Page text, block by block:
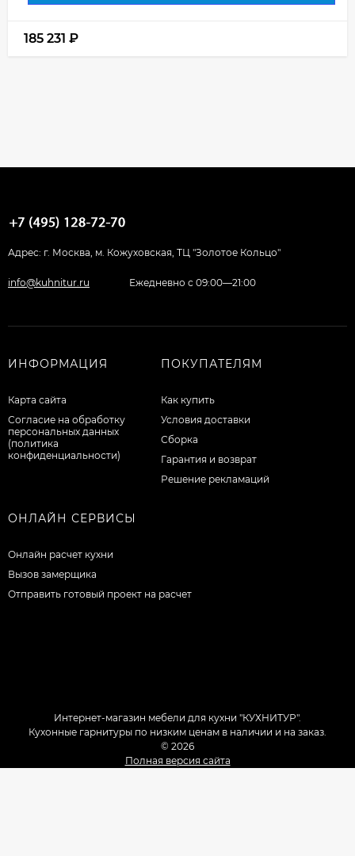
185 231 ₽
Адрес: г. Москва, м. Кожуховская, ТЦ "Золотое Кольцо"
info@kuhnitur.ru Ежедневно с 09:00—21:00
ИНФОРМАЦИЯ
Карта сайта
Согласие на обработку
персональных данных
(политика
конфиденциальности)
ПОКУПАТЕЛЯМ
Как купить
Условия доставки
Сборка
Гарантия и возврат
Решение рекламаций
ОНЛАЙН СЕРВИСЫ
Онлайн расчет кухни
Вызов замерщика
Отправить готовый проект на расчет
Интернет-магазин мебели для кухни "КУХНИТУР".
Кухонные гарнитуры по низким ценам в наличии и на заказ.
© 2026
Полная версия сайта